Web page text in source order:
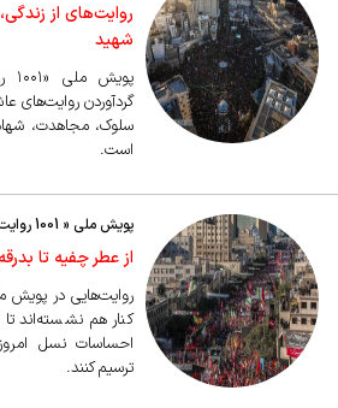
روایت‌های از
شهید
گردآوردن روایت‌های
سلوک، مجاهدت،
است.
پویش ملی « 1001 روایت»؛
از عطر چفیه تا
کنار هم نشسته‌اند
احساسات نسل
ترسیم کنند.